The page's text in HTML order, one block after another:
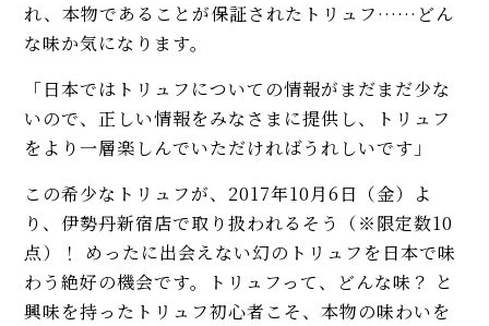
れ、本物であることが保証されたトリュフ……どん
な味か気になります。
「日本ではトリュフについての情報がまだまだ少な
いので、正しい情報をみなさまに提供し、トリュフ
をより一層楽しんでいただければうれしいです」
この希少なトリュフが、2017年10月6日（金）よ
り、伊勢丹新宿店で取り扱われるそう（※限定数10
点）！ めったに出会えない幻のトリュフを日本で味
わう絶好の機会です。トリュフって、どんな味？ と
興味を持ったトリュフ初心者こそ、本物の味わいを